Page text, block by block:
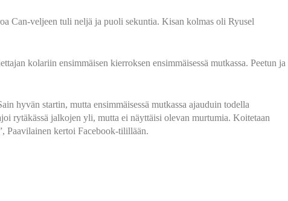
Can-veljeen tuli neljä ja puoli sekuntia. Kisan kolmas oli Ryusel
kolariin ensimmäisen kierroksen ensimmäisessä mutkassa. Peetun ja
hyvän startin, mutta ensimmäisessä mutkassa ajauduin todella
rytäkässä jalkojen yli, mutta ei näyttäisi olevan murtumia. Koitetaan
Paavilainen kertoi Facebook-tilillään.